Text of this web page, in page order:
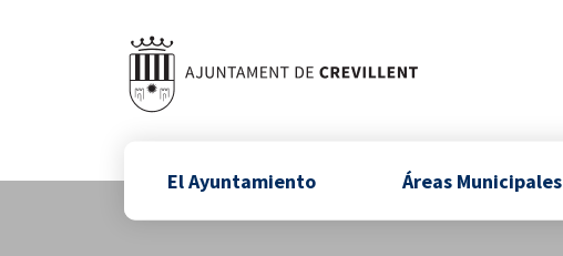
El Ayuntamiento Áreas Municipales